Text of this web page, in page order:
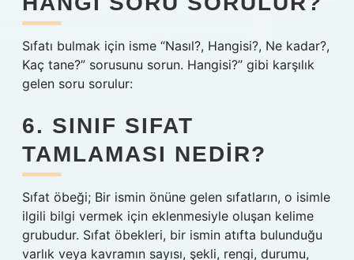
Sıfatı bulmak için isme “Nasıl?, Hangisi?, Ne kadar?,
Kaç tane?” sorusunu sorun. Hangisi?” gibi karşılık
gelen soru sorulur:
6. SINIF SIFAT
TAMLAMASI NEDIR?
Sıfat öbeği; Bir ismin önüne gelen sıfatların, o isimle
ilgili bilgi vermek için eklenmesiyle oluşan kelime
grubudur. Sıfat öbekleri, bir ismin atıfta bulunduğu
varlık veya kavramın sayısı, şekli, rengi, durumu,